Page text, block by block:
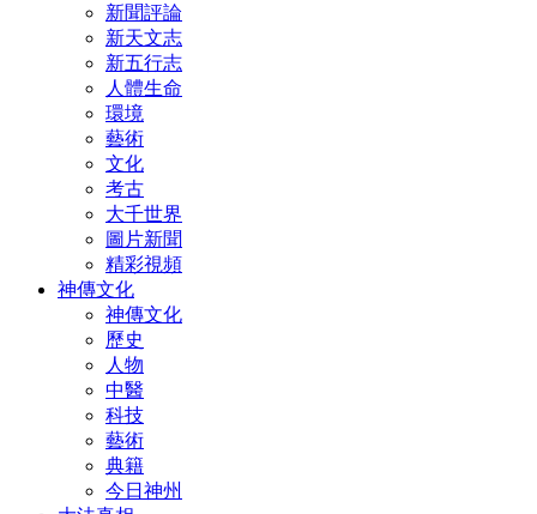
新聞評論
新天文志
新五行志
人體生命
環境
藝術
文化
考古
大千世界
圖片新聞
精彩視頻
神傳文化
神傳文化
歷史
人物
中醫
科技
藝術
典籍
今日神州